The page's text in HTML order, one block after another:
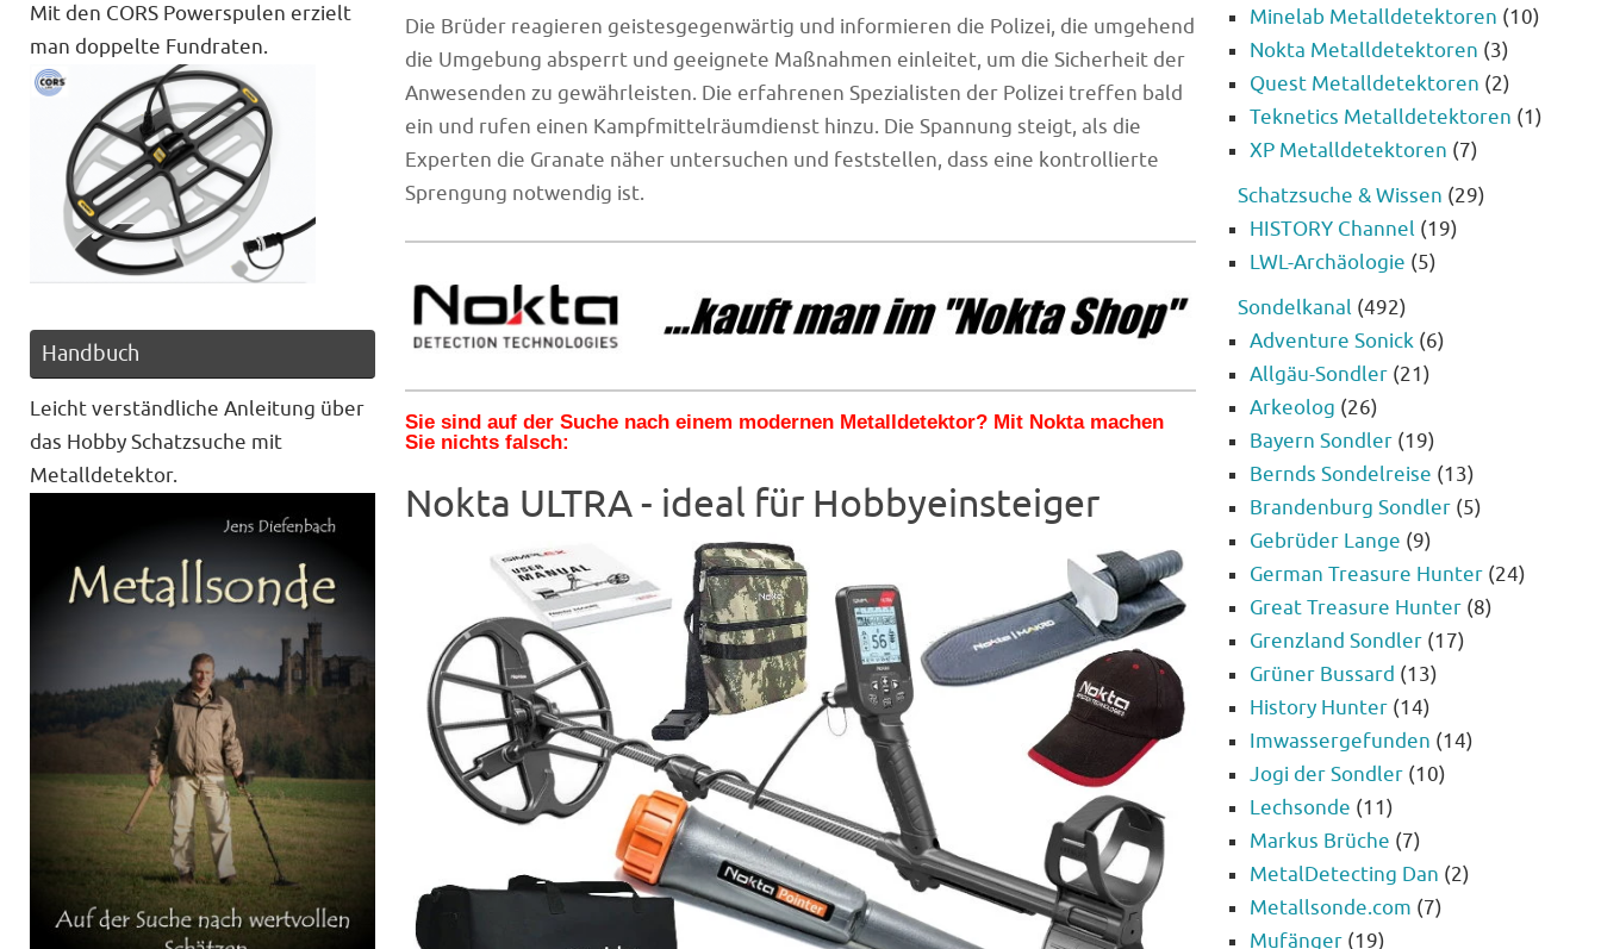
Die Brüder reagieren geistesgegenwärtig und informieren die Polizei, die umgehend
die Umgebung absperrt und geeignete Maßnahmen einleitet, um die Sicherheit der
Anwesenden zu gewährleisten. Die erfahrenen Spezialisten der Polizei treffen bald
ein und rufen einen Kampfmittelräumdienst hinzu. Die Spannung steigt, als die
Experten die Granate näher untersuchen und feststellen, dass eine kontrollierte
Sprengung notwendig ist.
Sie sind auf der Suche nach einem modernen Metalldetektor? Mit Nokta machen
Sie nichts falsch:
Nokta ULTRA - ideal für Hobbyeinsteiger
Mit den CORS Powerspulen erzielt
man doppelte Fundraten.
Handbuch
Leicht verständliche Anleitung über
das Hobby Schatzsuche mit
Metalldetektor.
Minelab Metalldetektoren (10)
Nokta Metalldetektoren (3)
Quest Metalldetektoren (2)
Teknetics Metalldetektoren (1)
XP Metalldetektoren (7)
Schatzsuche & Wissen (29)
HISTORY Channel (19)
LWL-Archäologie (5)
Sondelkanal (492)
Adventure Sonick (6)
Allgäu-Sondler (21)
Arkeolog (26)
Bayern Sondler (19)
Bernds Sondelreise (13)
Brandenburg Sondler (5)
Gebrüder Lange (9)
German Treasure Hunter (24)
Great Treasure Hunter (8)
Grenzland Sondler (17)
Grüner Bussard (13)
History Hunter (14)
Imwassergefunden (14)
Jogi der Sondler (10)
Lechsonde (11)
Markus Brüche (7)
MetalDetecting Dan (2)
Metallsonde.com (7)
Mufänger (19)